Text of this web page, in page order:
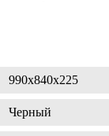
990х840х225
Черный